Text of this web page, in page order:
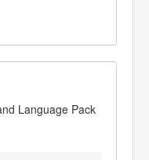
Language Pack